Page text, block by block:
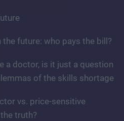
the future: who pays the bill?
a doctor, is it just a question
of the skills shortage
vs. price-sensitive
truth?